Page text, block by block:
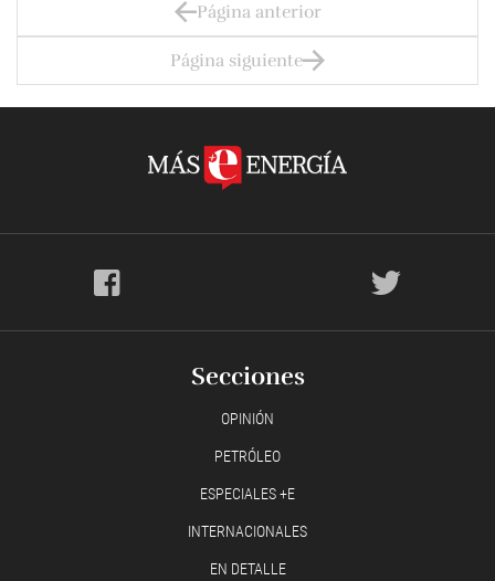
Página anterior
Página siguiente
Secciones
OPINIÓN
PETRÓLEO
ESPECIALES +E
INTERNACIONALES
EN DETALLE